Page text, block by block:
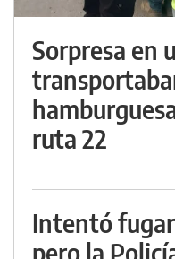
Sorpresa en
ruta 22
Intentó
pero la